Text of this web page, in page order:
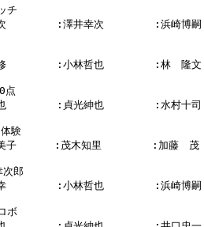
チ
:澤井幸次        :浜崎博嗣
:小林哲也        :林　隆文
点
:貞光紳也        :水村十司
験
子      :茂木知里        :加藤　茂
郎
:小林哲也        :浜崎博嗣
ボ